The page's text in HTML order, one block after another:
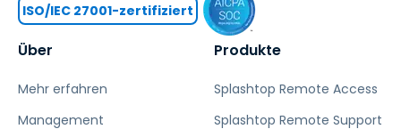
Über
Mehr erfahren
Management
Produkte
Splashtop Remote Access
Splashtop Remote Support
ISO/IEC 27001-zertifiziert